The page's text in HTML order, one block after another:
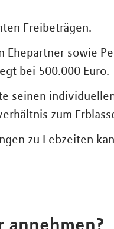
Freibeträgen.
Ehepartner sowie
bei 500.000 Euro.
seinen
zum
zu Lebzeiten
annehmen?